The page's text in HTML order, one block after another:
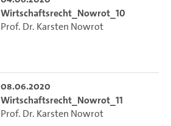
Wirtschaftsrecht_Nowrot_10
Prof. Dr. Karsten Nowrot
08.06.2020
Wirtschaftsrecht_Nowrot_11
Prof. Dr. Karsten Nowrot